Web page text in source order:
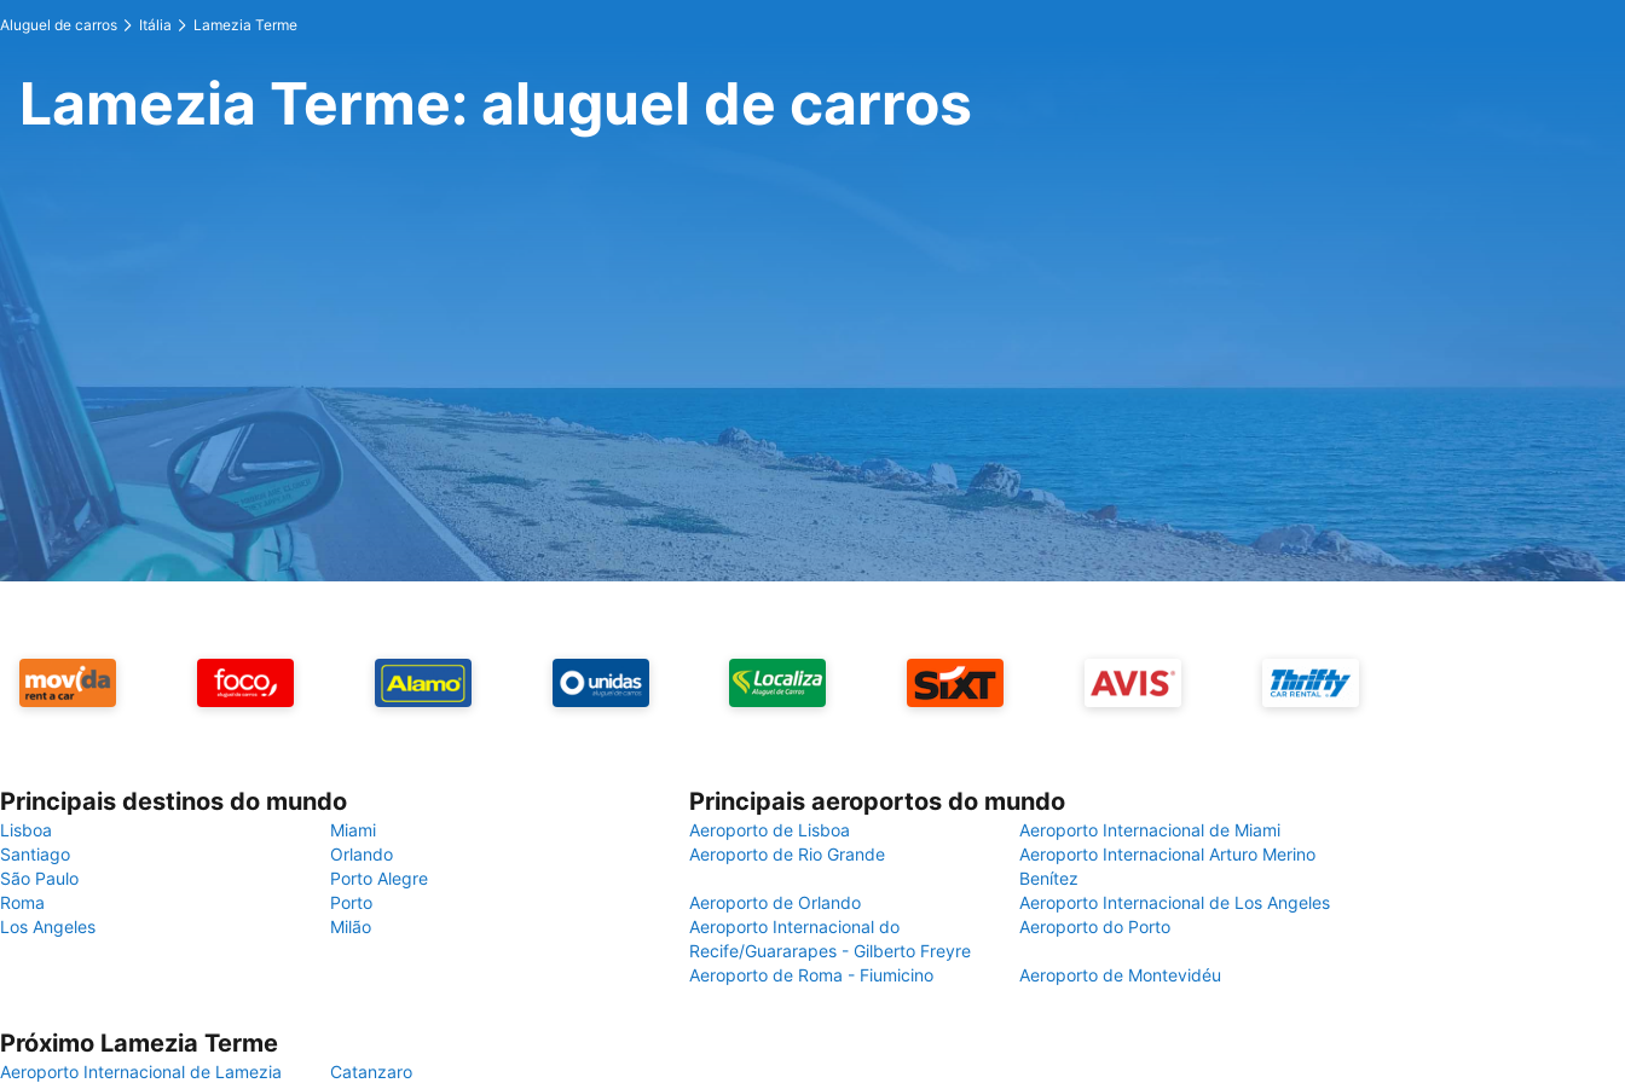
Aluguel de carros Itália Lamezia Terme
Lamezia Terme: aluguel de carros
Principais destinos do mundo
Lisboa
Miami
Santiago
Orlando
São Paulo
Porto Alegre
Roma
Porto
Los Angeles
Milão
Principais aeroportos do mundo
Aeroporto de Lisboa
Aeroporto Internacional de Miami
Aeroporto de Rio Grande
Aeroporto Internacional Arturo Merino
Benítez
Aeroporto de Orlando
Aeroporto Internacional de Los Angeles
Aeroporto Internacional do
Recife/Guararapes - Gilberto Freyre
Aeroporto do Porto
Aeroporto de Roma - Fiumicino Aeroporto de Montevidéu
Próximo Lamezia Terme
Aeroporto Internacional de Lamezia Catanzaro